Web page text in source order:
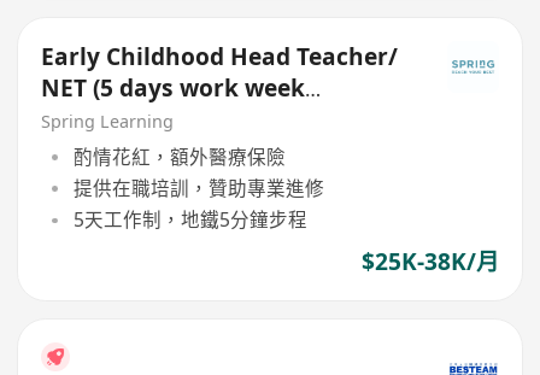
Early Childhood Head Teacher/
NET (5 days work week
including Saturdays)
Spring Learning
酌情花紅，額外醫療保險
提供在職培訓，贊助專業進修
5天工作制，地鐵5分鐘步程
$25K-38K/月